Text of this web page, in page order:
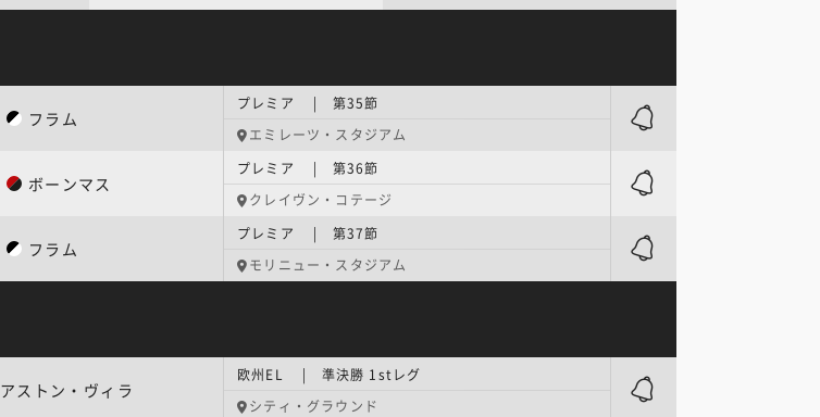
フラム
プレミア | 第35節
エミレーツ・スタジアム
ボーンマス
プレミア | 第36節
クレイヴン・コテージ
フラム
プレミア | 第37節
モリニュー・スタジアム
アストン・ヴィラ
欧州EL | 準決勝 1stレグ
シティ・グラウンド